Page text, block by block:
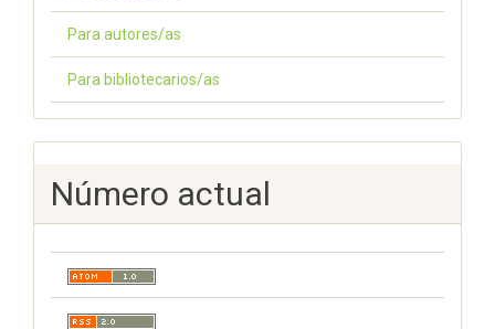
Para autores/as
Para bibliotecarios/as
Número actual